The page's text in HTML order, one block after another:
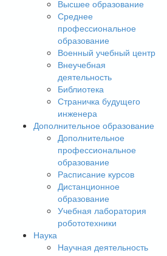
Высшее образование
Среднее
профессиональное
образование
Военный учебный центр
Внеучебная
деятельность
Библиотека
Страничка будущего
инженера
Дополнительное образование
Дополнительное
профессиональное
образование
Расписание курсов
Дистанционное
образование
Учебная лаборатория
робототехники
Наука
Научная деятельность